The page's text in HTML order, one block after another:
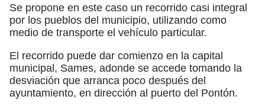
Se propone en este caso un recorrido casi integral
por los pueblos del municipio, utilizando como
medio de transporte el vehículo particular.
El recorrido puede dar comienzo en la capital
municipal, Sames, adonde se accede tomando la
desviación que arranca poco después del
ayuntamiento, en dirección al puerto del Pontón.